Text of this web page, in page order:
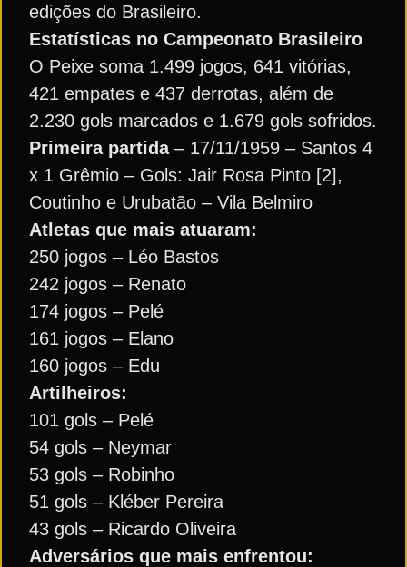
edições do Brasileiro.
Estatísticas no Campeonato Brasileiro
O Peixe soma 1.499 jogos, 641 vitórias,
421 empates e 437 derrotas, além de
2.230 gols marcados e 1.679 gols sofridos.
Primeira partida– 17/11/1959 – Santos 4
x 1 Grêmio – Gols: Jair Rosa Pinto [2],
Coutinho e Urubatão – Vila Belmiro
Atletas que mais atuaram:
250 jogos – Léo Bastos
242 jogos – Renato
174 jogos – Pelé
161 jogos – Elano
160 jogos – Edu
Artilheiros:
101 gols – Pelé
54 gols – Neymar
53 gols – Robinho
51 gols – Kléber Pereira
43 gols – Ricardo Oliveira
Adversários que mais enfrentou: